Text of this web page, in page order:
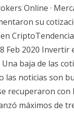
Online ·
su
Feb 2020 Invertir
baja de las
las noticias son
recuperaron
máximos de